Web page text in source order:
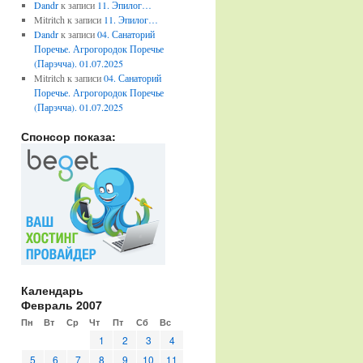
Dandrк записи 11. Эпилог…
Mitritch к записи 11. Эпилог…
Dandrк записи04. Санаторий
Поречье. Агрогородок Поречье
(Парэчча). 01.07.2025
Mitritch к записи04. Санаторий
Поречье. Агрогородок Поречье
(Парэчча). 01.07.2025
Спонсор показа:
Календарь
Февраль 2007
Пн Вт Ср Чт Пт Сб Вс
1 2 3
4
5
6 7 8 9 10 11